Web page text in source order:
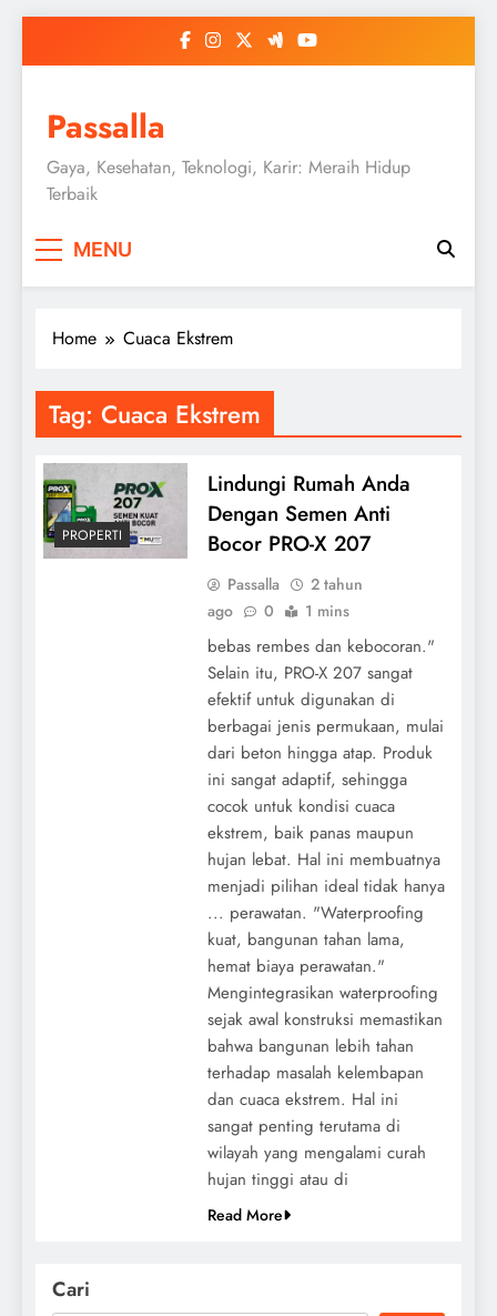
Passalla
Gaya, Kesehatan, Teknologi, Karir: Meraih Hidup
Terbaik
MENU
Home Cuaca Ekstrem
Tag: Cuaca Ekstrem
PROPERTI
Lindungi Rumah Anda
Dengan Semen Anti
Bocor PRO-X 207
Passalla
2 tahun
ago
0 1 mins
bebas rembes dan kebocoran."
Selain itu, PRO-X 207 sangat
efektif untuk digunakan di
berbagai jenis permukaan, mulai
dari beton hingga atap. Produk
ini sangat adaptif, sehingga
cocok untuk kondisi cuaca
ekstrem, baik panas maupun
hujan lebat. Hal ini membuatnya
menjadi pilihan ideal tidak hanya
... perawatan. "Waterproofing
kuat, bangunan tahan lama,
hemat biaya perawatan."
Mengintegrasikan waterproofing
sejak awal konstruksi memastikan
bahwa bangunan lebih tahan
terhadap masalah kelembapan
dan cuaca ekstrem. Hal ini
sangat penting terutama di
wilayah yang mengalami curah
hujan tinggi atau di
Read More
Cari